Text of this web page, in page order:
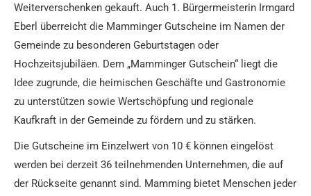
Weiterverschenken gekauft. Auch 1. Bürgermeisterin Irmgard
Eberl überreicht die Mamminger Gutscheine im Namen der
Gemeinde zu besonderen Geburtstagen oder
Hochzeitsjubiläen. Dem „Mamminger Gutschein“ liegt die
Idee zugrunde, die heimischen Geschäfte und Gastronomie
zu unterstützen sowie Wertschöpfung und regionale
Kaufkraft in der Gemeinde zu fördern und zu stärken.
Die Gutscheine im Einzelwert von 10 € können eingelöst
werden bei derzeit 36 teilnehmenden Unternehmen, die auf
der Rückseite genannt sind. Mamming bietet Menschen jeder